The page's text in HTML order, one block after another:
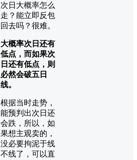
次日大概率怎么
走？能立即反包
回去吗？很难。
大概率次日还有
低点，而如果次
日还有低点，则
必然会破五日
线。
根据当时走势，
能预判出次日还
会跌，所以，如
果想主观卖的，
没必要拘泥于线
不线了，可以直